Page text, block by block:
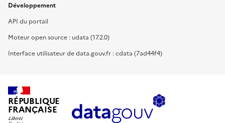
Développement
API du portail
Moteur open source : udata (17.2.0)
Interface utilisateur de data.gouv.fr : cdata (7ad44f4)
RÉPUBLIQUE
FRANÇAISE